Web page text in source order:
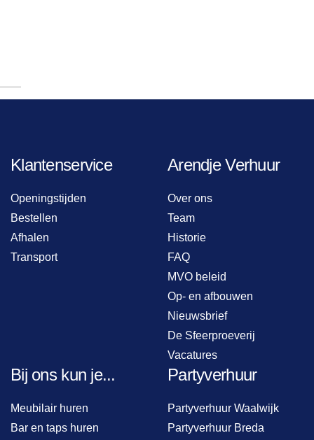
Klantenservice
Openingstijden
Bestellen
Afhalen
Transport
Arendje Verhuur
Over ons
Team
Historie
FAQ
MVO beleid
Op- en afbouwen
Nieuwsbrief
De Sfeerproeverij
Vacatures
Bij ons kun je...
Meubilair huren
Bar en taps huren
Partyverhuur
Partyverhuur Waalwijk
Partyverhuur Breda